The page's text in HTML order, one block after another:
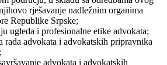
rješavanje nadležnim organima
Republike Srpske;
ugleda i profesionalne etike advokata;
rada advokata i advokatskih pripravnika
advokata i advokatskih